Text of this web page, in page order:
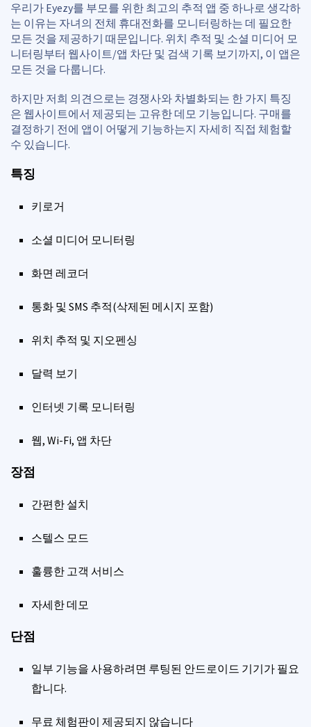
우리가 Eyezy를 부모를 위한 최고의 추적 앱 중 하나로 생각하
는 이유는 자녀의 전체 휴대전화를 모니터링하는 데 필요한
모든 것을 제공하기 때문입니다. 위치 추적 및 소셜 미디어 모
니터링부터 웹사이트/앱 차단 및 검색 기록 보기까지, 이 앱은
모든 것을 다룹니다.
하지만 저희 의견으로는 경쟁사와 차별화되는 한 가지 특징
은 웹사이트에서 제공되는 고유한 데모 기능입니다. 구매를
결정하기 전에 앱이 어떻게 기능하는지 자세히 직접 체험할
수 있습니다.
특징
키로거
소셜 미디어 모니터링
화면 레코더
통화 및 SMS 추적(삭제된 메시지 포함)
위치 추적 및 지오펜싱
달력 보기
인터넷 기록 모니터링
웹, Wi-Fi, 앱 차단
장점
간편한 설치
스텔스 모드
훌륭한 고객 서비스
자세한 데모
단점
일부 기능을 사용하려면 루팅된 안드로이드 기기가 필요
합니다.
무료 체험판이 제공되지 않습니다